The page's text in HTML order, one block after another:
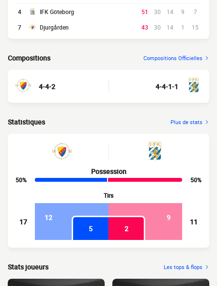
4 IFK Göteborg 51 30 14 9
7
7
Djurgården 43 30 14 1 15
Compositions Compositions Officielles
4-4-2 4-4-1-1
Statistiques Plus de stats
Possession
50%
50%
Tirs
17 12
9
5
2
11
Stats joueurs Les tops & flops